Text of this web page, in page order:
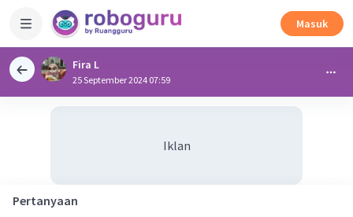
Masuk
Fira L
25 September 2024 07:59
Iklan
Pertanyaan